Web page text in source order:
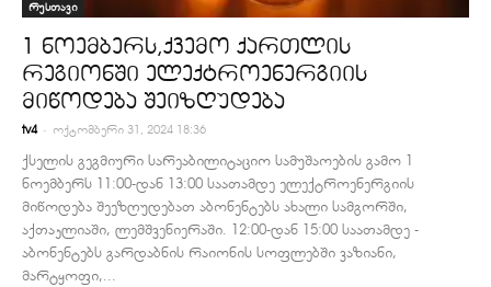
რუსთავი
1 ნოემბერს,ქვემო ქართლის
რეგიონში ელექტროენერგიის
მიწოდება შეიზღუდება
tv4 - ოქტომბერი 31, 2024 18:36
ქსელის გეგმიური სარეაბილიტაციო სამუშაოების გამო 1
ნოემბერს 11:00-დან 13:00 საათამდე ელექტროენერგიის
მიწოდება შეეზღუდებათ აბონენტებს ახალი სამგორში,
აქთაკლიაში, ლემშვენიერაში. 12:00-დან 15:00 საათამდე -
აბონენტებს გარდაბნის რაიონის სოფლებში ვაზიანი,
მარტყოფი,...